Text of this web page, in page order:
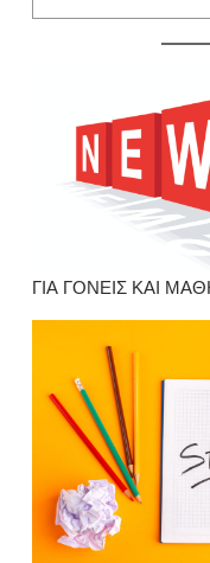
ΓΙΑ ΓΟΝΕΙΣ ΚΑΙ